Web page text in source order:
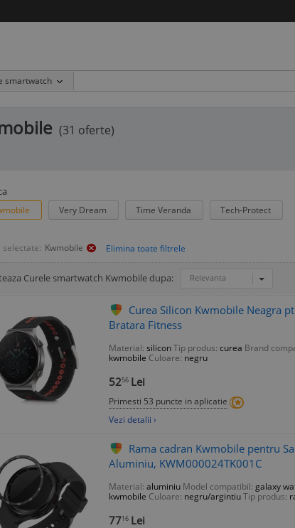
smartwatch
(31 oferte)
Very Dream Time Veranda Tech-Protect
selectate: Kwmobile
Curele smartwatch Kwmobile dupa: Relevanta
Curea Silicon Kwmobile Neagra
Bratara Fitness
Material: siliconTip produs: curea Brand
kwmobile Culoare: negru
5256 Lei
Primesti 53 puncte in aplicatie
Vezi detalii ›
Rama cadran Kwmobile pentru
Aluminiu, KWM000024TK001C
Material: aluminiu Model compatibil: galaxy
kwmobile Culoare: negru/argintiuTip produs:
7716 Lei